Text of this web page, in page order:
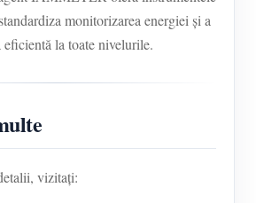
monitorizarea energiei și a
la toate nivelurile.
vizitați: